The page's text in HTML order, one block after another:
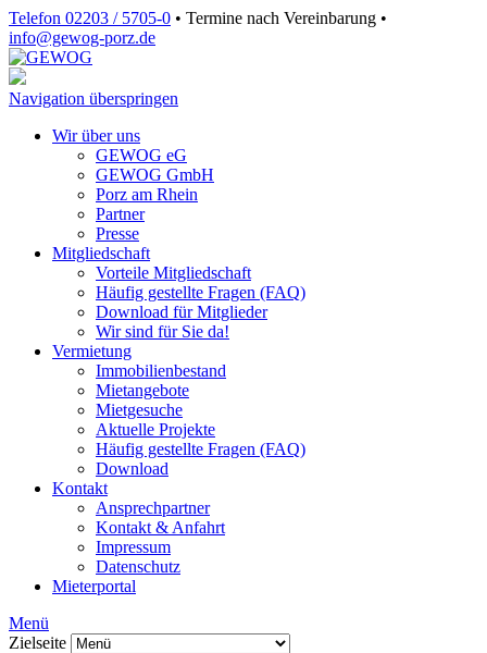
Telefon 02203 / 5705-0 • Termine nach Vereinbarung •
info@gewog‑porz.de
Navigation überspringen
Wir über uns
GEWOG eG
GEWOG GmbH
Porz am Rhein
Partner
Presse
Mitgliedschaft
Vorteile Mitgliedschaft
Häufig gestellte Fragen (FAQ)
Download für Mitglieder
Wir sind für Sie da!
Vermietung
Immobilienbestand
Mietangebote
Mietgesuche
Aktuelle Projekte
Häufig gestellte Fragen (FAQ)
Download
Kontakt
Ansprechpartner
Kontakt & Anfahrt
Impressum
Datenschutz
Mieterportal
Menü
Zielseite